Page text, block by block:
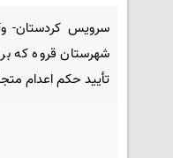
شهرستان قروه که
تأیید حکم اعدام